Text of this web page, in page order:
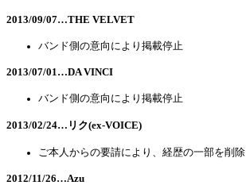
2013/09/07…THE VELVET
バンド側の意向により掲載停止
2013/07/01…DA VINCI
バンド側の意向により掲載停止
2013/02/24…リク(ex-VOICE)
ご本人からの要請により、経歴の一部を削除
2012/11/26…Azu